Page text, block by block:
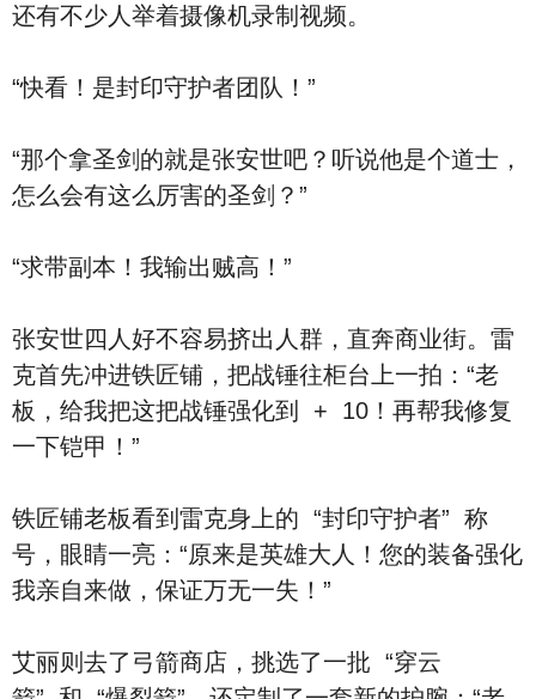
还有不少人举着摄像机录制视频。
“快看！是封印守护者团队！”
“那个拿圣剑的就是张安世吧？听说他是个道士，
怎么会有这么厉害的圣剑？”
“求带副本！我输出贼高！”
张安世四人好不容易挤出人群，直奔商业街。雷
克首先冲进铁匠铺，把战锤往柜台上一拍：“老
板，给我把这把战锤强化到 + 10！再帮我修复
一下铠甲！”
铁匠铺老板看到雷克身上的 “封印守护者” 称
号，眼睛一亮：“原来是英雄大人！您的装备强化
我亲自来做，保证万无一失！”
艾丽则去了弓箭商店，挑选了一批 “穿云